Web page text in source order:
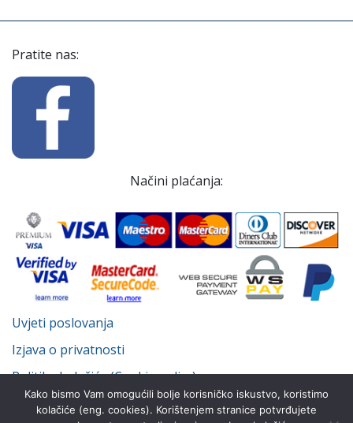
Pratite nas:
Načini plaćanja:
Uvjeti poslovanja
Izjava o privatnosti
Politika kolačića (Cookie policy)
Kako bismo Vam omogućili bolje korisničko iskustvo, koristimo
kolačiće (eng. cookies). Korištenjem stranice potvrđujete